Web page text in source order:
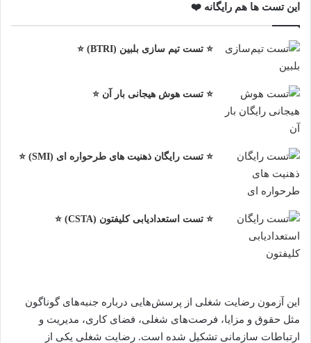
این تست ها هم رایگانه ❤️
⭐ تست تیم سازی بلبین (BTRI) ⭐
⭐ تست هوش هیجانی بار آن ⭐
⭐ تست رایگان ذهنیت های طرحواره ای (SMI) ⭐
⭐ تست استعدادیابی کلیفتون (CSTA) ⭐
این آزمون رضایت شغلی از پرسش‌هایی درباره جنبه‌های گوناگون
مثل حقوق و مزایا، فرصت‌های شغلی، فضای کاری، مدیریت و
ارتباطات سازمانی تشکیل شده است. رضایت شغلی یکی از